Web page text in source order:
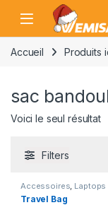
Skip to navigation
Skip to content
Open
Accueil Produits
sac
Voici le seul résultat
Filters
Accessoires Laptops
Sacoche
Travel Bag